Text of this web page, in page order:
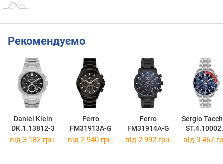
Рекомендуємо
Daniel Klein
DK.1.13812-3
Ferro
FM31913A-G
Ferro
FM31914A-G
Sergio
від 3 182 грн. від 2 940 грн. від 2 992 грн. від 3 467